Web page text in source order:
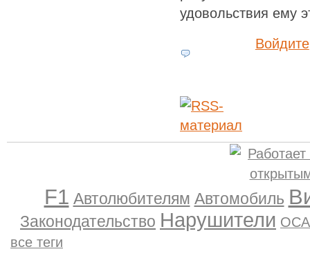
удовольствия ему
Войдите
F1 Автолюбителям Автомобиль
Законодательство Нарушители
все теги